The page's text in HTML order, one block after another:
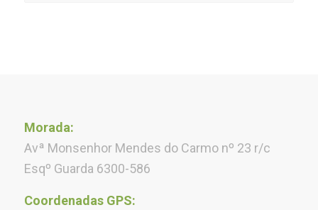
Morada:
Avª Monsenhor Mendes do Carmo nº 23 r/c
Esqº Guarda 6300-586
Coordenadas GPS: